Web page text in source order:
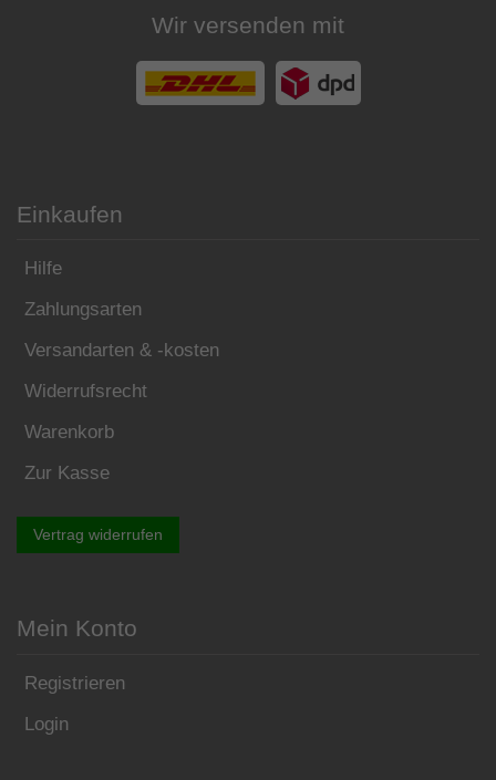
Wir versenden mit
Einkaufen
Hilfe
Zahlungsarten
Versandarten & -kosten
Widerrufsrecht
Warenkorb
Zur Kasse
Vertrag widerrufen
Mein Konto
Registrieren
Login